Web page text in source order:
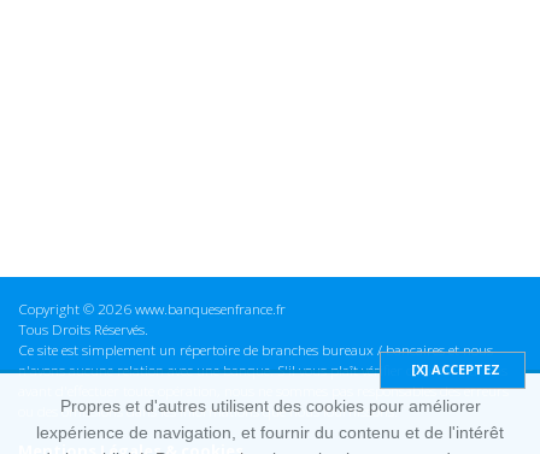
Copyright © 2026 www.banquesenfrance.fr
Tous Droits Réservés.
Ce site est simplement un répertoire de branches bureaux / bancaires et nous
n'avons aucune relation avec une banque. S'il vous plaît vérifier ces informations
avant d'effectuer toute opération, nous ne sommes pas responsables des erreurs
ou des omissions dans les informations que nous fournissons.
Propres et d'autres utilisent des cookies pour améliorer
lexpérience de navigation, et fournir du contenu et de l'intérêt